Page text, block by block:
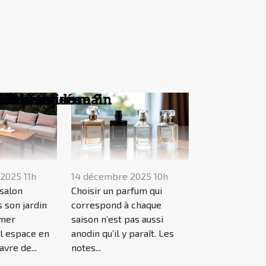
intérieure ?
11h
son jardin
espace en
de...
14 décembre 2025 10h
Choisir un parfum qui
correspond à chaque
saison n’est pas aussi
anodin qu’il y paraît. Les
notes...
bain
? ?
seconde main